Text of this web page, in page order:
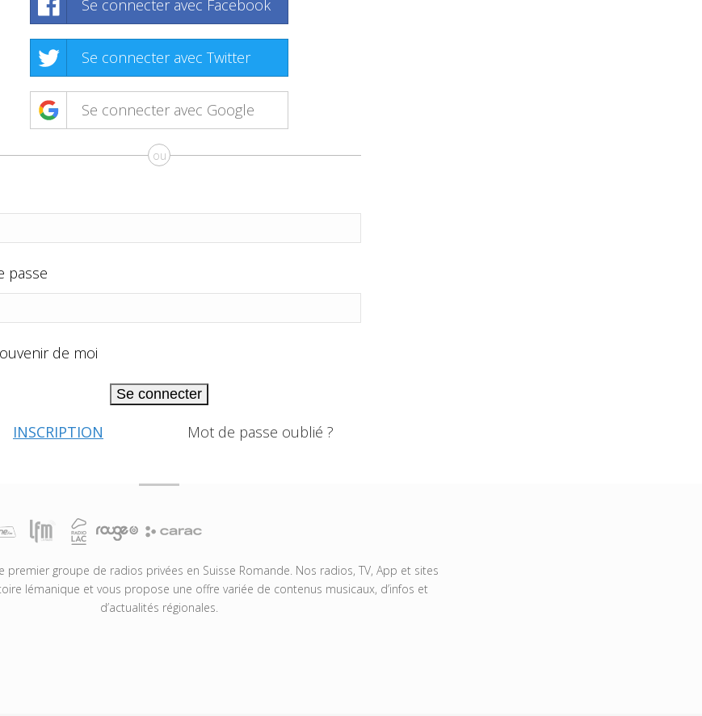
Se connecter avec Facebook
Se connecter avec Twitter
Se connecter avec Google
ou
passe
de moi
Se connecter
INSCRIPTION Mot de passe oublié ?
premier groupe de radios privées en Suisse Romande. Nos radios, TV, App et sites
lémanique et vous propose une offre variée de contenus musicaux, d’infos et
d’actualités régionales.